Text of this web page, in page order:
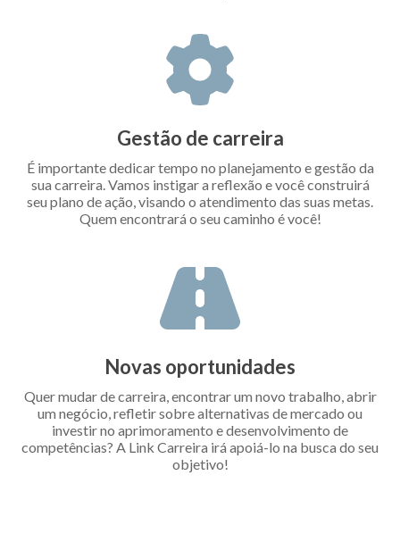
Gestão de carreira
É importante dedicar tempo no planejamento e gestão da
sua carreira. Vamos instigar a reflexão e você construirá
seu plano de ação, visando o atendimento das suas metas.
Quem encontrará o seu caminho é você!
Novas oportunidades
Quer mudar de carreira, encontrar um novo trabalho, abrir
um negócio, refletir sobre alternativas de mercado ou
investir no aprimoramento e desenvolvimento de
competências? A Link Carreira irá apoiá-lo na busca do seu
objetivo!